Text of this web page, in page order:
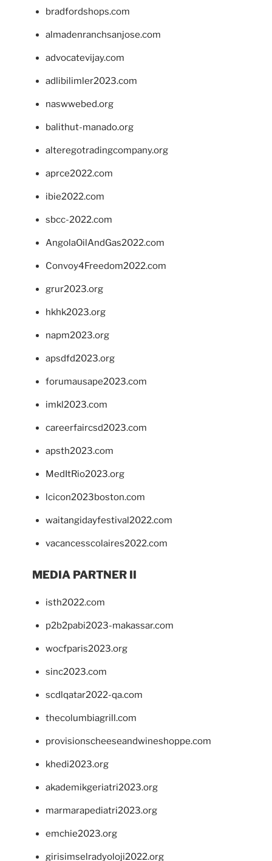
bradfordshops.com
almadenranchsanjose.com
advocatevijay.com
adlibilimler2023.com
naswwebed.org
balithut-manado.org
alteregotradingcompany.org
aprce2022.com
ibie2022.com
sbcc-2022.com
AngolaOilAndGas2022.com
Convoy4Freedom2022.com
grur2023.org
hkhk2023.org
napm2023.org
apsdfd2023.org
forumausape2023.com
imkl2023.com
careerfaircsd2023.com
apsth2023.com
MedItRio2023.org
lcicon2023boston.com
waitangidayfestival2022.com
vacancesscolaires2022.com
MEDIA PARTNER II
isth2022.com
p2b2pabi2023-makassar.com
wocfparis2023.org
sinc2023.com
scdlqatar2022-qa.com
thecolumbiagrill.com
provisionscheeseandwineshoppe.com
khedi2023.org
akademikgeriatri2023.org
marmarapediatri2023.org
emchie2023.org
girisimselradyoloji2022.org